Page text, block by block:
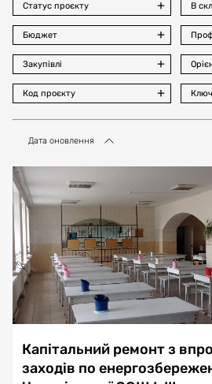
Статус проєкту В
Бюджет
Закупівлі
Код проєкту
Дата оновлення
Капітальний ремонт з
заходів по